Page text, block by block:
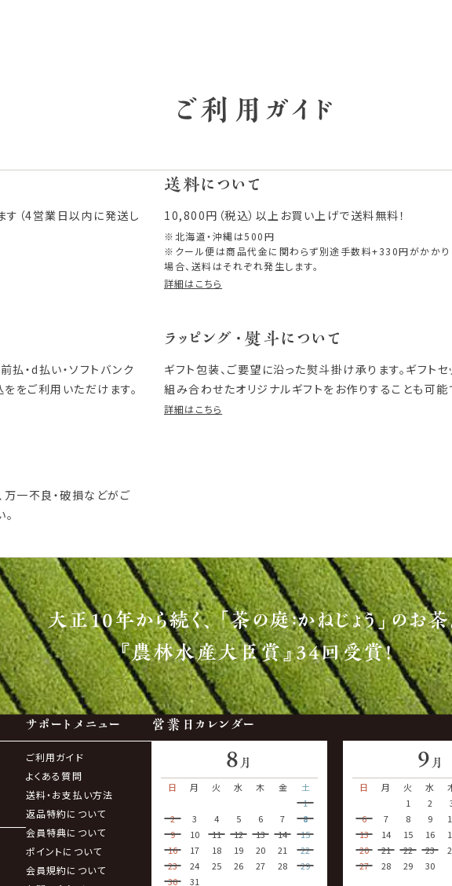
ご利用ガイド
（4営業日以内に発送し
送料について
10,800円（税込）以上お買い上げで送料無料！
※北海道・沖縄は500円
※クール便は商品代金に関わらず別途手数料+330円がかかり
場合、送料はそれぞれ発生します。
詳細はこちら
・d払い・ソフトバンク
をご利用いただけます。
ラッピング・熨斗について
ギフト包装、ご要望に沿った熨斗掛け承ります。ギフト
組み合わせたオリジナルギフトをお作りすることも可能
詳細はこちら
万一不良・破損などがご
大正10年から続く、「茶の庭：かねじょう」のお茶
『農林水産大臣賞』34回受賞！
サポートメニュー
ご利用ガイド
よくある質問
送料・お支払い方法
返品特約について
会員特典について
ポイントについて
会員規約について
営業日カレンダー
8 月
日
月 火 水 木 金
土
1
2
3 4 5 6 7
8
9
10 11 12 13 14
15
16
17 18 19 20 21
22
23
24 25 26 27 28
29
30
31
9 月
日
月 火 水
1
2
6
7 8 9
13
14 15 16
20
21 22 23
27
28 29
30